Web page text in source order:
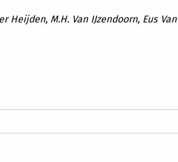
Heijden, M.H. Van IJzendoorn, Eus Van